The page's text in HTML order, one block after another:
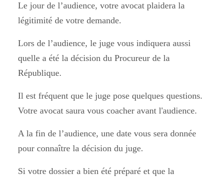
Le jour de l’audience, votre avocat plaidera la
légitimité de votre demande.
Lors de l’audience, le juge vous indiquera aussi
quelle a été la décision du Procureur de la
République.
Il est fréquent que le juge pose quelques questions.
Votre avocat saura vous coacher avant l'audience.
A la fin de l’audience, une date vous sera donnée
pour connaître la décision du juge.
Si votre dossier a bien été préparé et que la